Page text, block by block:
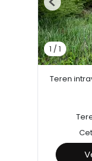
1 /1
Previous
Teren